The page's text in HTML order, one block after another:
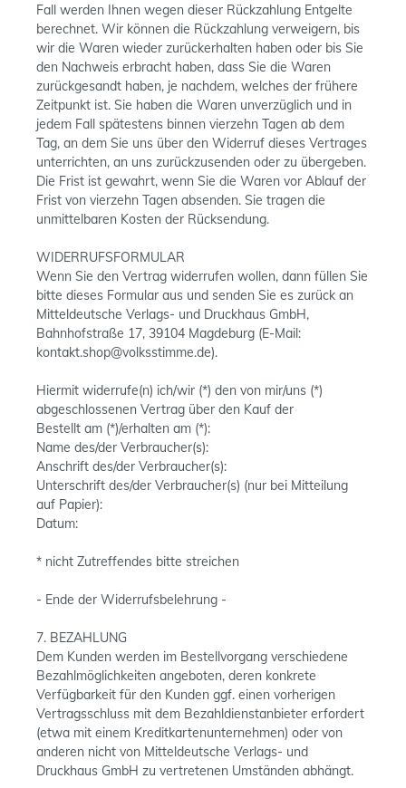
Fall werden Ihnen wegen dieser Rückzahlung Entgelte
berechnet. Wir können die Rückzahlung verweigern, bis
wir die Waren wieder zurückerhalten haben oder bis Sie
den Nachweis erbracht haben, dass Sie die Waren
zurückgesandt haben, je nachdem, welches der frühere
Zeitpunkt ist. Sie haben die Waren unverzüglich und in
jedem Fall spätestens binnen vierzehn Tagen ab dem
Tag, an dem Sie uns über den Widerruf dieses Vertrages
unterrichten, an uns zurückzusenden oder zu übergeben.
Die Frist ist gewahrt, wenn Sie die Waren vor Ablauf der
Frist von vierzehn Tagen absenden. Sie tragen die
unmittelbaren Kosten der Rücksendung.
WIDERRUFSFORMULAR
Wenn Sie den Vertrag widerrufen wollen, dann füllen Sie
bitte dieses Formular aus und senden Sie es zurück an
Mitteldeutsche Verlags- und Druckhaus GmbH,
Bahnhofstraße 17, 39104 Magdeburg (E-Mail:
kontakt.shop@volksstimme.de).
Hiermit widerrufe(n) ich/wir (*) den von mir/uns (*)
abgeschlossenen Vertrag über den Kauf der
Bestellt am (*)/erhalten am (*):
Name des/der Verbraucher(s):
Anschrift des/der Verbraucher(s):
Unterschrift des/der Verbraucher(s) (nur bei Mitteilung
auf Papier):
Datum:
* nicht Zutreffendes bitte streichen
- Ende der Widerrufsbelehrung -
7. BEZAHLUNG
Dem Kunden werden im Bestellvorgang verschiedene
Bezahlmöglichkeiten angeboten, deren konkrete
Verfügbarkeit für den Kunden ggf. einen vorherigen
Vertragsschluss mit dem Bezahldienstanbieter erfordert
(etwa mit einem Kreditkartenunternehmen) oder von
anderen nicht von Mitteldeutsche Verlags- und
Druckhaus GmbH zu vertretenen Umständen abhängt.